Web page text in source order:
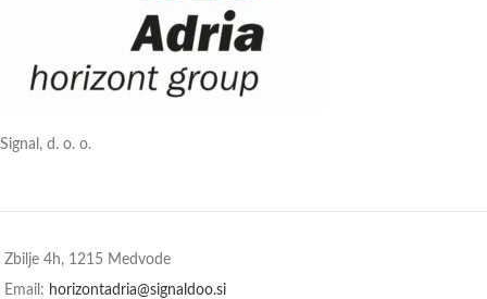
Signal, d. o. o.
Zbilje 4h, 1215 Medvode
Email: horizontadria@signaldoo.si